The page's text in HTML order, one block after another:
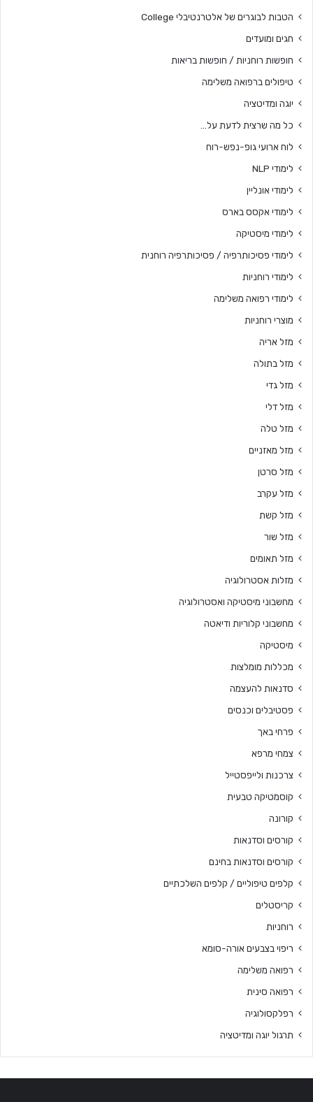
הטבות לבוגרים של אלטרנטיבלי College
חגים ומועדים
חופשות רוחניות / חופשות בריאות
טיפולים ברפואה משלימה
יוגה ומדיטציה
כל מה שרצית לדעת על…
לוח ארועי גופ-נפש-רוח
לימודי NLP
לימודי אונליין
לימודי אקסס בארס
לימודי מיסטיקה
לימודי פסיכותרפיה / פסיכותרפיה רוחנית
לימודי רוחניות
לימודי רפואה משלימה
מוצרי רוחניות
מזל אריה
מזל בתולה
מזל גדי
מזל דלי
מזל טלה
מזל מאזניים
מזל סרטן
מזל עקרב
מזל קשת
מזל שור
מזל תאומים
מזלות אסטרולוגיה
מחשבוני מיסטיקה ואסטרולוגיה
מחשבוני קלוריות ודיאטה
מיסטיקה
מכללות מומלצות
סדנאות להעצמה
פסטיבלים וכנסים
פרחי באך
צמחי מרפא
צרכנות ולייפסטייל
קוסמטיקה טבעית
קורונה
קורסים וסדנאות
קורסים וסדנאות בחינם
קלפים טיפוליים / קלפים השלכתיים
קריסטלים
רוחניות
ריפוי בצבעים אורה-סומא
רפואה משלימה
רפואה סינית
רפלקסולוגיה
תרגול יוגה ומדיטציה